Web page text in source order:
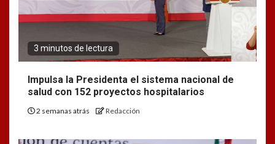
3 minutos de lectura
Impulsa la Presidenta el sistema nacional de
salud con 152 proyectos hospitalarios
2 semanas atrás Redacción